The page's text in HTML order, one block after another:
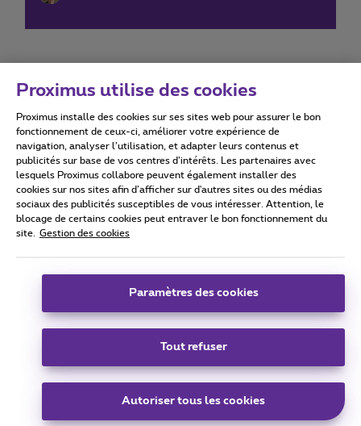
Conditions d'utilisation Accessibility statement
Tous droits réservés. © 2026 Proximus
Conditions générales, info consommateur
Coordonnées de l’entreprise
Boulevard du Roi Albert II 27 - B-1030 Bruxelles.
Carrier & Wholesale Solutions
|Telindus
|Sitemap
Proximus utilise des cookies
Proximus installe des cookies sur ses sites web pour assurer le bon
fonctionnement de ceux-ci, améliorer votre expérience de
navigation, analyser l’utilisation, et adapter leurs contenus et
publicités sur base de vos centres d’intérêts. Les partenaires avec
lesquels Proximus collabore peuvent également installer des
cookies sur nos sites afin d’afficher sur d'autres sites ou des médias
sociaux des publicités susceptibles de vous intéresser. Attention, le
blocage de certains cookies peut entraver le bon fonctionnement du
site.
Gestion des cookies
Paramètres des cookies
Tout refuser
Autoriser tous les cookies